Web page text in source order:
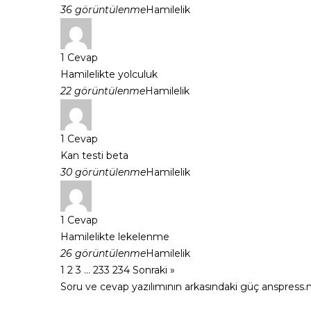
36 görüntülenmeHamilelik
1 Cevap
Hamilelikte yolculuk
22 görüntülenmeHamilelik
1 Cevap
Kan testi beta
30 görüntülenmeHamilelik
1 Cevap
Hamilelikte lekelenme
26 görüntülenmeHamilelik
1 2 3 … 233 234 Sonraki »
Soru ve cevap yazılımının arkasındaki güç